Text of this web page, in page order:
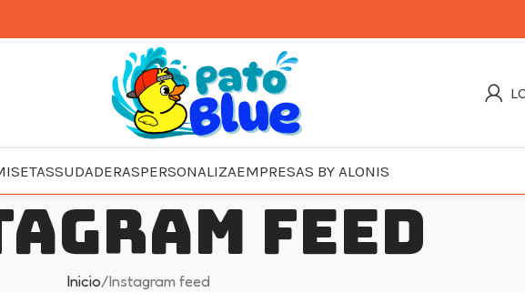
SUDADERASPERSONALIZAEMPRESAS BY ALONIS
feed
Inicio Instagram feed